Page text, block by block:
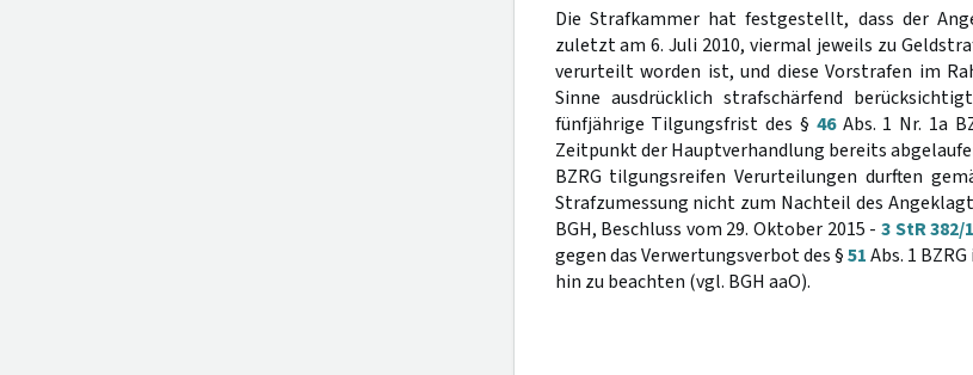
Die Strafkammer hat festgestellt, dass der
zuletzt am 6. Juli 2010, viermal jeweils zu
verurteilt worden ist, und diese Vorstrafen im
Sinne ausdrücklich strafschärfend
fünfjährige Tilgungsfrist des § 46Abs. 1 Nr. 1a
Zeitpunkt der Hauptverhandlung bereits
BZRG tilgungsreifen Verurteilungen durften
Strafzumessung nicht zum Nachteil des
BGH, Beschluss vom 29. Oktober 2015 - 3 StR 382/
gegen das Verwertungsverbot des §51Abs. 1
hin zu beachten (vgl. BGH aaO).